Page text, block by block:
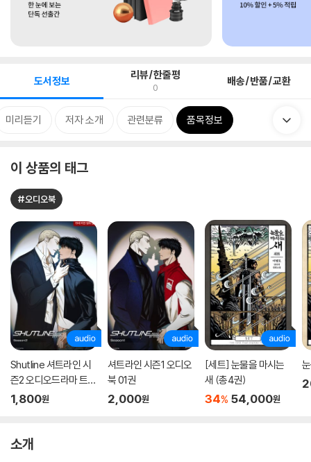
도서정보 리뷰/한줄평
0 배송/반품/교환
미리듣기 저자 소개 관련분류 품목정보
이 상품의 태그
#오디오북
Shutline 셔트라인 시
즌2 오디오드라마 트랙
01
1,800원
셔트라인 시즌1 오디오
북 01권
2,000원
[세트] 눈물을 마시는
새 (총4권)
34% 54,000원
소개